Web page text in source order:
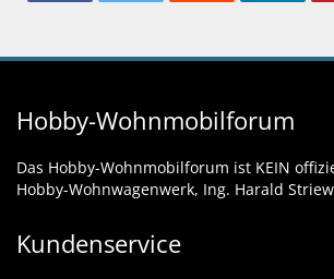
Hobby-Wohnmobilforum
Das Hobby-Wohnmobilforum ist KEIN
Hobby-Wohnwagenwerk, Ing. Harald
Kundenservice